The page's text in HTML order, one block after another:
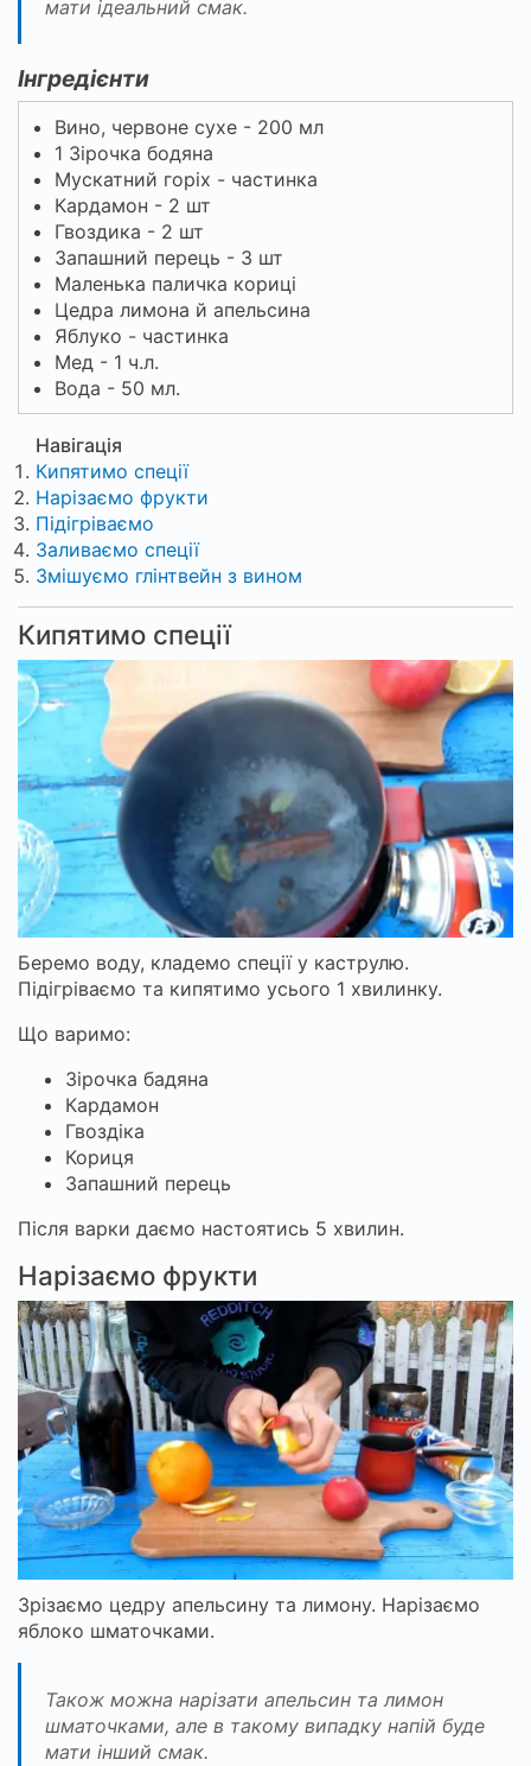
мати ідеальний смак.
Інгредієнти
Вино, червоне сухе - 200 мл
1 Зірочка бодяна
Мускатний горіх - частинка
Кардамон - 2 шт
Гвоздика - 2 шт
Запашний перець - 3 шт
Маленька паличка кориці
Цедра лимона й апельсина
Яблуко - частинка
Мед - 1 ч.л.
Вода - 50 мл.
Навігація
Кипятимо спеції
Нарізаємо фрукти
Підігріваємо
Заливаємо спеції
Змішуємо глінтвейн з вином
Кипятимо спеції
Беремо воду, кладемо спеції у каструлю.
Підігріваємо та кипятимо усього 1 хвилинку.
Що варимо:
Зірочка бадяна
Кардамон
Гвоздіка
Кориця
Запашний перець
Після варки даємо настоятись 5 хвилин.
Нарізаємо фрукти
Зрізаємо цедру апельсину та лимону. Нарізаємо
яблоко шматочками.
Також можна нарізати апельсин та лимон
шматочками, але в такому випадку напій буде
мати інший смак.